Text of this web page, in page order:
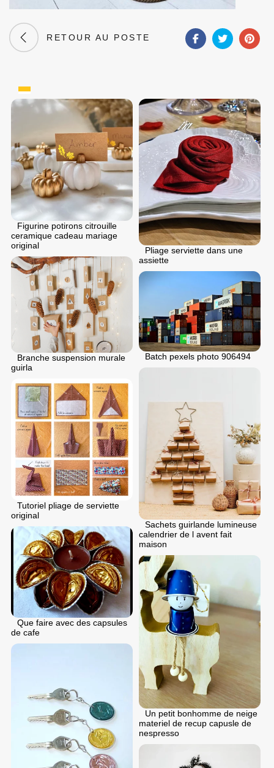
RETOUR AU POSTE
Figurine potirons citrouille
ceramique cadeau mariage
original
Pliage serviette dans une
assiette
Branche suspension murale
guirla
Batch pexels photo 906494
Sachets guirlande lumineuse
calendrier de l avent fait
maison
Tutoriel pliage de serviette
original
Que faire avec des capsules
de cafe
Un petit bonhomme de neige
materiel de recup capusle de
nespresso